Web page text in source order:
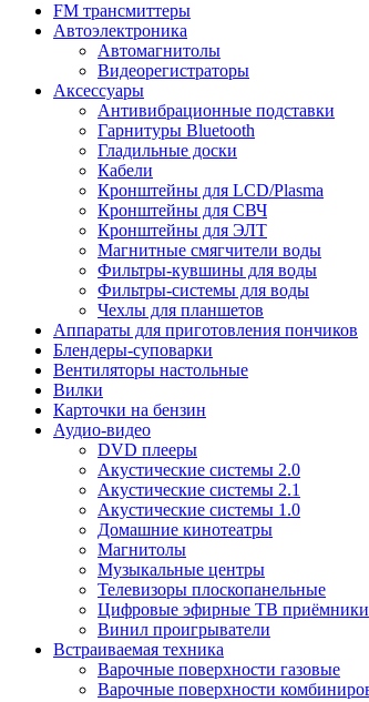
FM трансмиттеры
Автоэлектроника
Автомагнитолы
Видеорегистраторы
Аксессуары
Антивибрационные подставки
Гарнитуры Bluetooth
Гладильные доски
Кабели
Кронштейны для LCD/Plasma
Кронштейны для СВЧ
Кронштейны для ЭЛТ
Магнитные смягчители воды
Фильтры-кувшины для воды
Фильтры-системы для воды
Чехлы для планшетов
Аппараты для приготовления пончиков
Блендеры-суповарки
Вентиляторы настольные
Вилки
Карточки на бензин
Аудио-видео
DVD плееры
Акустические системы 2.0
Акустические системы 2.1
Акустические системы 1.0
Домашние кинотеатры
Магнитолы
Музыкальные центры
Телевизоры плоскопанельные
Цифровые эфирные ТВ приёмники
Винил проигрыватели
Встраиваемая техника
Варочные поверхности газовые
Варочные поверхности